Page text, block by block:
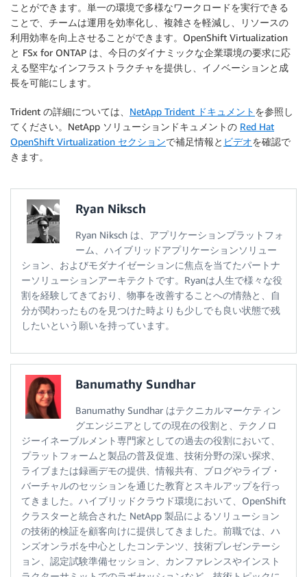
ことができます。単一の環境で多様なワークロードを実行できる
ことで、チームは運用を効率化し、複雑さを軽減し、リソースの
利用効率を向上させることができます。OpenShift Virtualization
と FSx for ONTAP は、今日のダイナミックな企業環境の要求に応
える堅牢なインフラストラクチャを提供し、イノベーションと成
長を可能にします。
Trident の詳細については、 NetApp Trident ドキュメント を参照し
てください。NetApp ソリューションドキュメントの Red Hat
OpenShift Virtualization セクションで補足情報と ビデオを確認で
きます。
Ryan Niksch
Ryan Niksch は、アプリケーションプラットフォ
ーム、ハイブリッドアプリケーションソリュー
ション、およびモダナイゼーションに焦点を当てたパートナ
ーソリューションアーキテクトです。Ryanは人生で様々な役
割を経験してきており、物事を改善することへの情熱と、自
分が関わったものを見つけた時よりも少しでも良い状態で残
したいという願いを持っています。
Banumathy Sundhar
Banumathy Sundhar はテクニカルマーケティン
グエンジニアとしての現在の役割と、テクノロ
ジーイネーブルメント専門家としての過去の役割において、
プラットフォームと製品の普及促進、技術分野の深い探求、
ライブまたは録画デモの提供、情報共有、ブログやライブ・
バーチャルのセッションを通じた教育とスキルアップを行っ
てきました。ハイブリッドクラウド環境において、OpenShift
クラスターと統合された NetApp 製品によるソリューション
の技術的検証を顧客向けに提供してきました。前職では、ハ
ンズオンラボを中心としたコンテンツ、技術プレゼンテーシ
ョン、認定試験準備セッション、カンファレンスやインスト